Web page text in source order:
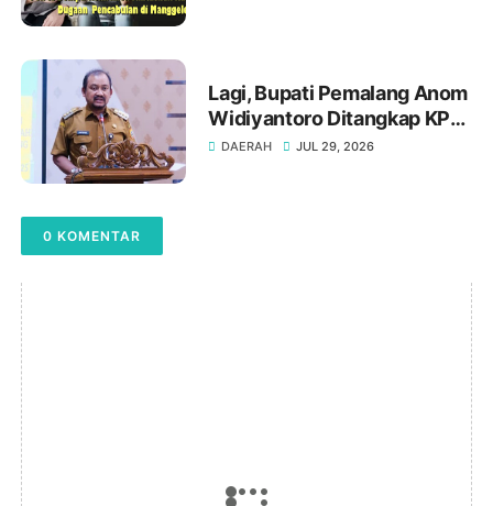
Lagi, Bupati Pemalang Anom
Widiyantoro Ditangkap KPK
Tengah Malam
DAERAH JUL 29, 2026
0 KOMENTAR